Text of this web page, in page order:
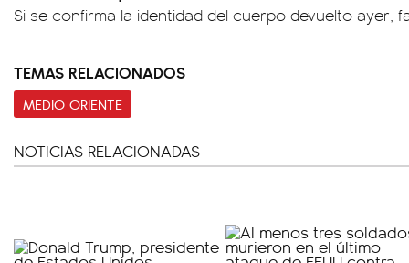
Si se confirma la identidad del cuerpo devuelto ayer,
TEMAS RELACIONADOS
MEDIO ORIENTE
NOTICIAS RELACIONADAS